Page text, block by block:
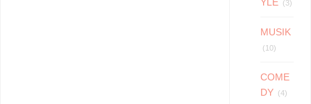
(3)
MUSIK
(10)
COME
DY
(4)